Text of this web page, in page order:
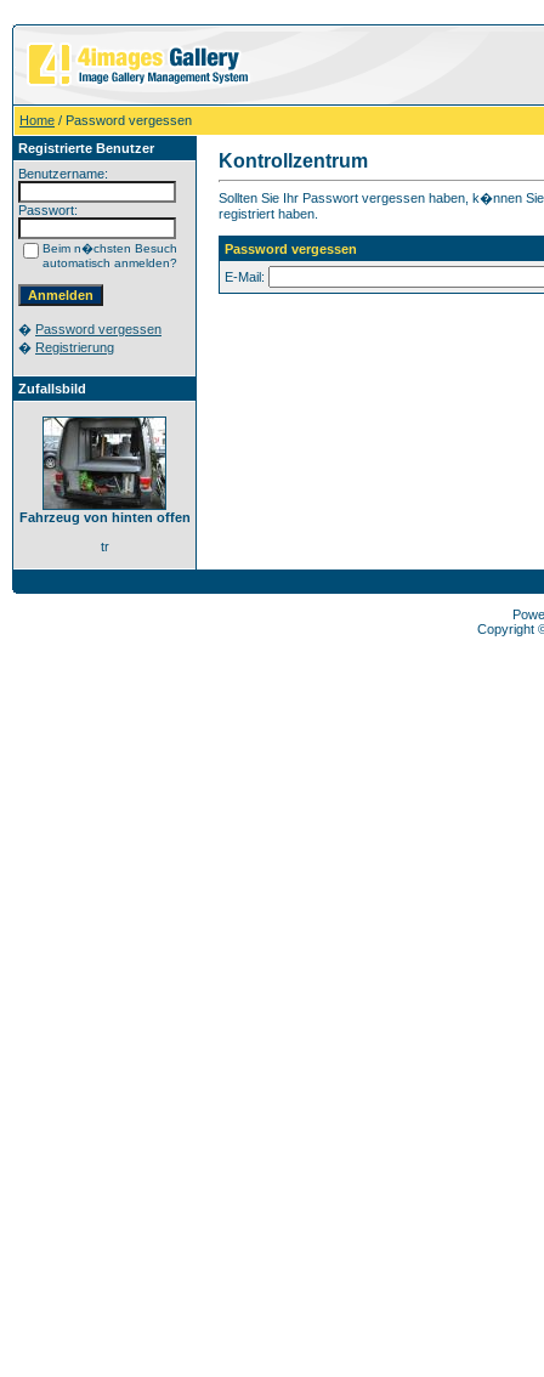
Home / Password vergessen
Registrierte Benutzer
Benutzername:
Passwort:
Beim n�chsten Besuch
automatisch anmelden?
� Password vergessen
� Registrierung
Zufallsbild
Fahrzeug von hinten offen
tr
Kontrollzentrum
Sollten Sie Ihr Passwort vergessen haben, k�nnen
registriert haben.
Password vergessen
E-Mail:
Copyright